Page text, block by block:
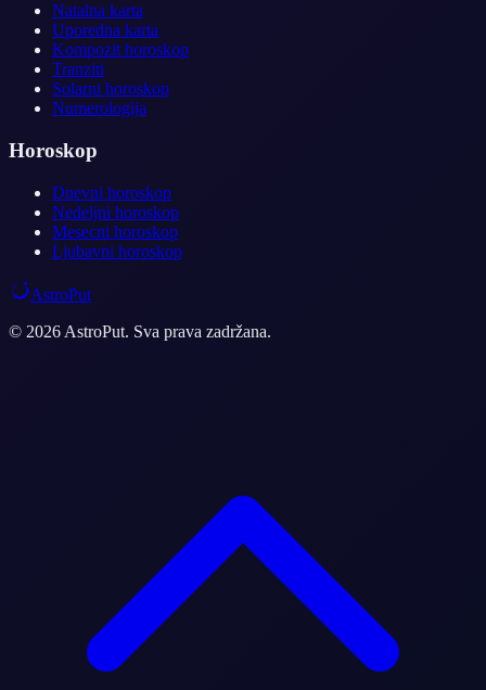
Natalna karta
Uporedna karta
Kompozit horoskop
Tranziti
Solarni horoskop
Numerologija
Horoskop
Dnevni horoskop
Nedeljni horoskop
Mesecni horoskop
Ljubavni horoskop
AstroPut
© 2026 AstroPut. Sva prava zadržana.